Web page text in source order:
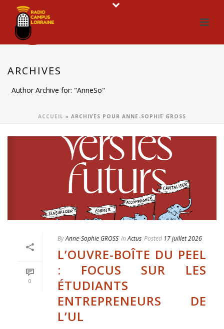
ARCHIVES
Author Archive for: "AnneSo"
ACCUEIL » ARCHIVES POUR ANNE-SOPHIE GROSS
0
ByAnne-Sophie GROSS In Actus Posted 17 juillet 2026
L’OUVRE-BOÎTE DU PEEL
: FOCUS SUR LES
ÉTUDIANTS
ENTREPRENEURS DE
L’UL